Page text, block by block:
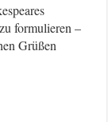
formulieren –
Grüßen